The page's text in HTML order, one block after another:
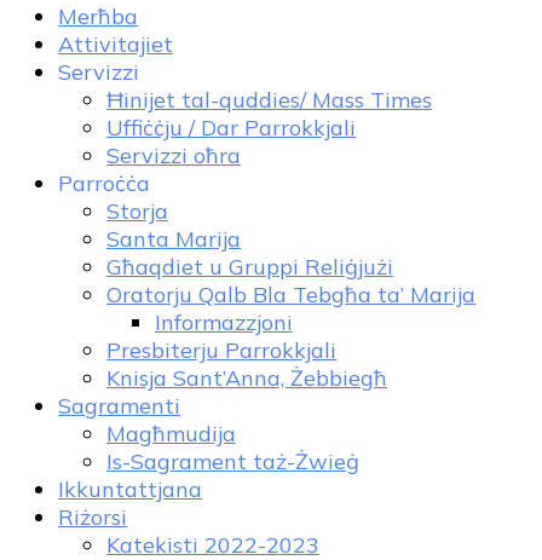
Merħba
Attivitajiet
Servizzi
Ħinijet tal-quddies/ Mass Times
Uffiċċju / Dar Parrokkjali
Servizzi oħra
Parroċċa
Storja
Santa Marija
Għaqdiet u Gruppi Reliġjużi
Oratorju Qalb Bla Tebgħa ta’ Marija
Informazzjoni
Presbiterju Parrokkjali
Knisja Sant’Anna, Żebbiegħ
Sagramenti
Magħmudija
Is-Sagrament taż-Żwieġ
Ikkuntattjana
Riżorsi
Katekisti 2022-2023